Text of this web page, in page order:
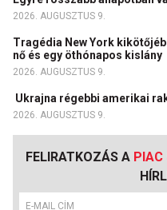
2026. AUGUSZTUS 9.
Tragédia New York
nő és egy öthónapos kislány
2026. AUGUSZTUS 9.
Ukrajna régebbi amerikai
2026. AUGUSZTUS 9.
FELIRATKOZÁS A PIAC